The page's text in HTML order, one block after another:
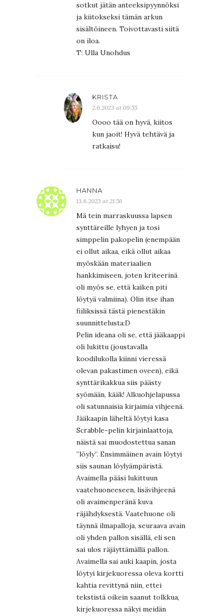
sotkut jätän anteeksipyynnöksi
ja kiitokseksi tämän arkun
sisältöineen. Toivottavasti siitä
on iloa.
T: Ulla Unohdus
KRISTA
2.6.2023 at 09:55
Oooo tää on hyvä, kiitos
kun jaoit! Hyvä tehtävä ja
ratkaisu!
HANNA
13.6.2023 at 21:56
Mä tein marraskuussa lapsen
synttäreille lyhyen ja tosi
simppelin pakopelin (enempään
ei ollut aikaa, eikä ollut aikaa
myöskään materiaalien
hankkimiseen, joten kriteerinä
oli myös se, että kaiken piti
löytyä valmiina). Olin itse ihan
fiiliksissä tästä pienestäkin
suunnittelusta:D
Pelin ideana oli se, että jääkaappi
oli lukittu (joustavalla
koodilukolla kiinni vieressä
olevan pakastimen oveen), eikä
synttärikakkua siis päästy
syömään, kääk! Alkuohjelapussa
oli satunnaisia kirjaimia vihjeenä.
Jääkaapin läheltä löytyi kasa
Scrabble-pelin kirjainlaattoja,
näistä sai muodostettua sanan
”löyly”. Ensimmäinen avain löytyi
siis saunan löylyämpäristä.
Avaimella pääsi lukittuun
vaatehuoneeseen, lisävihjeenä
oli avaimenperänä kuva
räjähdyksestä. Vaatehuone oli
täynnä ilmapalloja, seuraava avain
oli yhden pallon sisällä, eli sen
sai ulos räjäyttämällä pallon.
Avaimella sai auki kaapin, josta
löytyi kirjekuoressa oleva kortti
kahtia revittynä niin, ettei
tekstistä oikein saanut tolkkua,
kirjekuoressa näkyi meidän